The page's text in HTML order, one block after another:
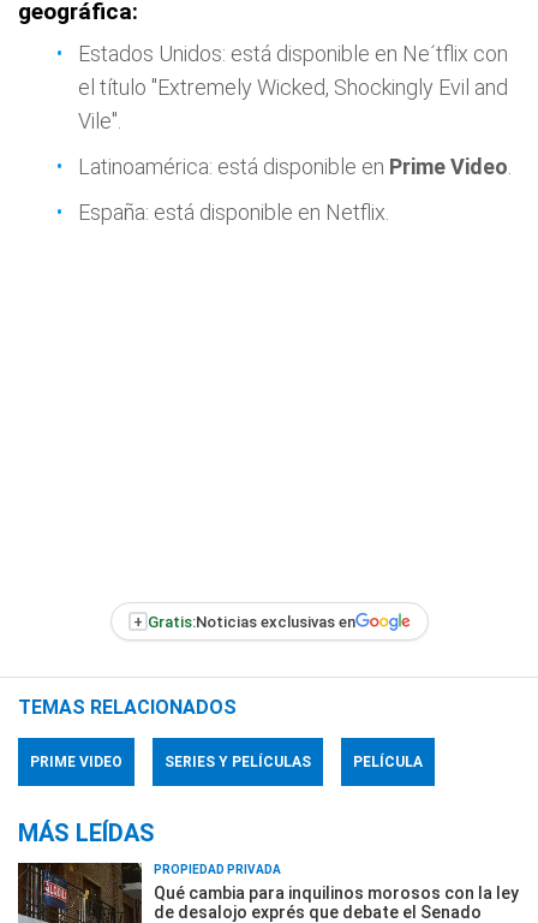
geográfica:
Estados Unidos: está disponible en Ne´tflix con
el título "Extremely Wicked, Shockingly Evil and
Vile".
Latinoamérica: está disponible en Prime Video
España: está disponible en Netflix.
+ Gratis:Noticias exclusivas en
TEMAS RELACIONADOS
PRIME VIDEO SERIES Y PELÍCULAS PELÍCULA
MÁS LEÍDAS
PROPIEDAD PRIVADA
Qué cambia para inquilinos morosos con la ley
de desalojo exprés que debate el Senado